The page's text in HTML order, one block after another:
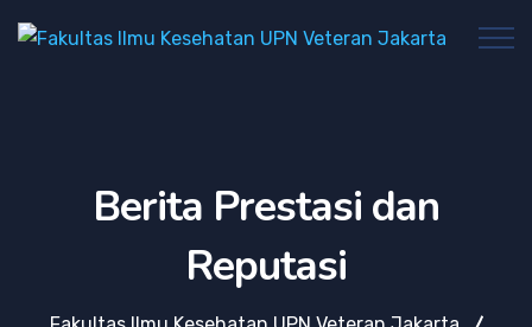
Berita Prestasi dan
Reputasi